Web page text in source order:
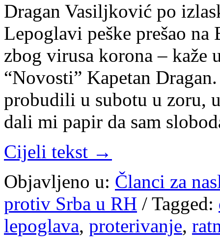
Dragan Vasiljković po
Lepoglavi peške prešao
zbog virusa korona – kaže
“Novosti” Kapetan
probudili u subotu u zoru,
dali mi papir da sam
Cijeli tekst →
Objavljeno u: Članci za
protiv Srba u RH / Tagged:
lepoglava, proterivanje,